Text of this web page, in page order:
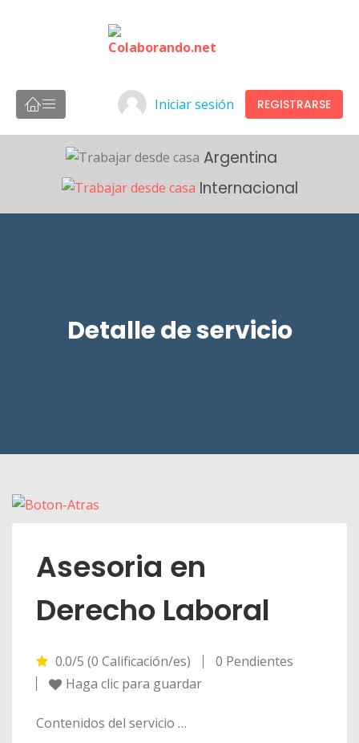
Iniciar sesión REGISTRARSE
Argentina
Internacional
Detalle de servicio
Asesoria en
Derecho Laboral
0.0/5 (0 Calificación/es)
0 Pendientes
Haga clic para guardar
Contenidos del servicio …